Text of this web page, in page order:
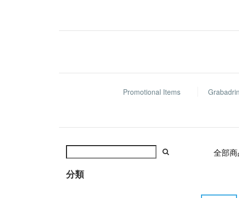
Promotional Items
分類
全部